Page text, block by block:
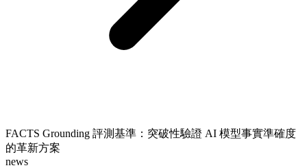
FACTS Grounding 評測基準：突破性驗證 AI 模型事實準確度
的革新方案
news